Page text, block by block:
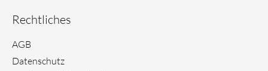
Rechtliches
AGB
Datenschutz